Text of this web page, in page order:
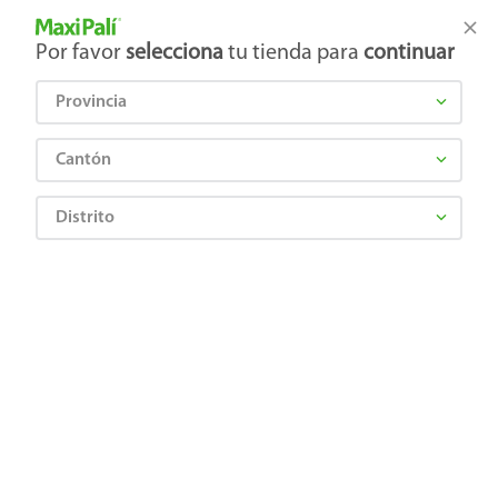
Tienda Maxi Palí
Por favor selecciona tu tienda para continuar
Provincia
Cantón
Distrito